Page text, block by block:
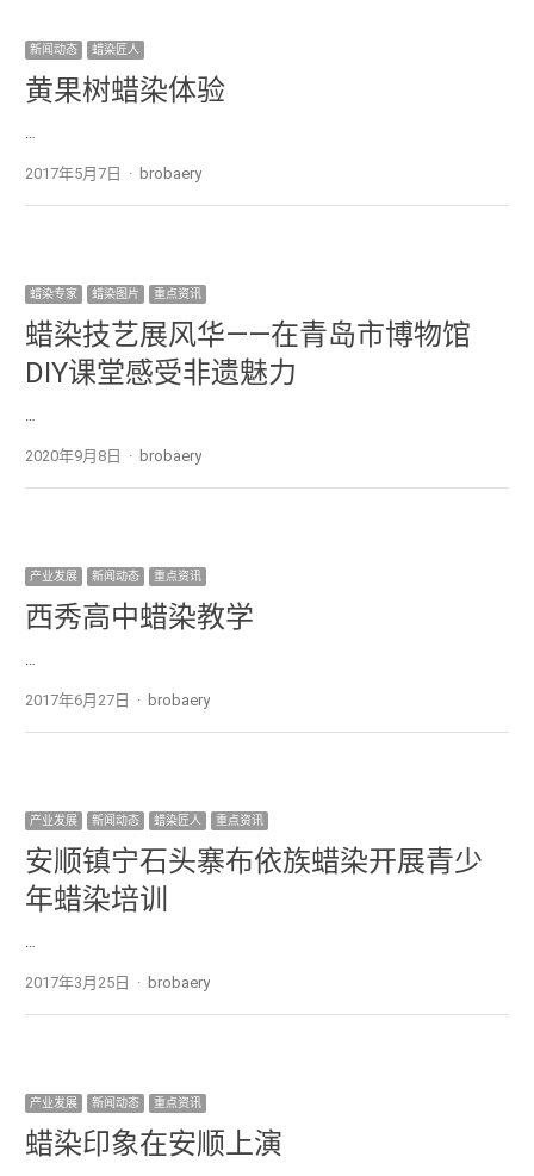
新闻动态 蜡染匠人
黄果树蜡染体验
…
2017年5月7日 Author
brobaery
蜡染专家 蜡染图片 重点资讯
蜡染技艺展风华——在青岛市博物馆
DIY课堂感受非遗魅力
…
2020年9月8日 Author
brobaery
产业发展 新闻动态 重点资讯
西秀高中蜡染教学
…
2017年6月27日 Author
brobaery
产业发展 新闻动态 蜡染匠人 重点资讯
安顺镇宁石头寨布依族蜡染开展青少
年蜡染培训
…
2017年3月25日 Author
brobaery
产业发展 新闻动态 重点资讯
蜡染印象在安顺上演